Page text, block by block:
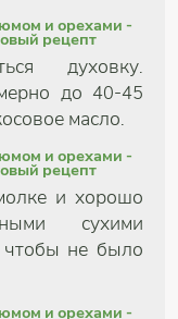
духовку.
до 40-45
масло.
и хорошо
сухими
чтобы не было